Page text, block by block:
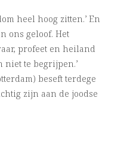
heel hoog zitten.’ En
ons geloof. Het
profeet en heiland
te begrijpen.’
beseft terdege
zijn aan de joodse